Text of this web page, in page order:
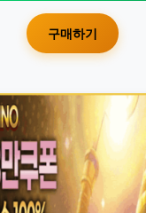
구매하기